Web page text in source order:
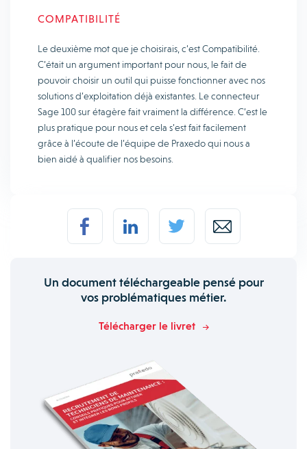
COMPATIBILITÉ
Le deuxième mot que je choisirais, c’est Compatibilité.
C’était un argument important pour nous, le fait de
pouvoir choisir un outil qui puisse fonctionner avec nos
solutions d’exploitation déjà existantes. Le connecteur
Sage 100 sur étagère fait vraiment la différence. C’est le
plus pratique pour nous et cela s’est fait facilement
grâce à l’écoute de l’équipe de Praxedo qui nous a
bien aidé à qualifier nos besoins.
Un document téléchargeable pensé pour
vos problématiques métier.
Télécharger le livret